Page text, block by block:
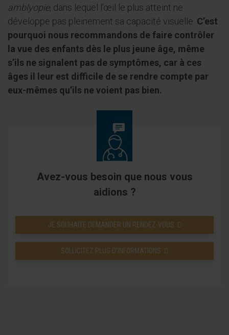
amblyopie, dans lequel l’œil le plus atteint ne
développe pas pleinement sa capacité visuelle. C’est
pourquoi nous recommandons de faire contrôler
la vue des enfants dès le plus jeune âge, même
s’ils ne signalent pas de symptômes, car à ces
âges il leur est difficile de se rendre compte par
eux-mêmes qu’ils ne voient pas bien.
Avez-vous besoin que nous vous
aidions ?
JE SOUHAITE DEMANDER UN RENDEZ-VOUS
SOLLICITEZ PLUS D’INFORMATIONS